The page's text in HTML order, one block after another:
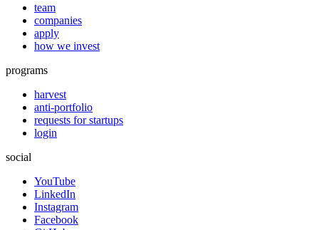
team
companies
apply
how we invest
programs
harvest
anti-portfolio
requests for startups
login
social
YouTube
LinkedIn
Instagram
Facebook